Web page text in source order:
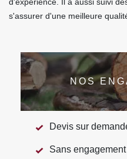
d'expérience. Il a aussi suivi
s'assurer d'une meilleure
NOS
Devis sur
Sans engagement